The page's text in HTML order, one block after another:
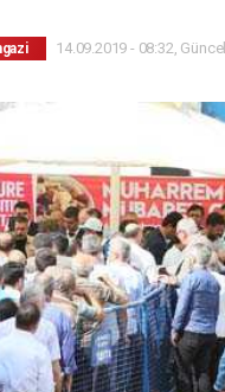
14.09.2019 - 08:32,